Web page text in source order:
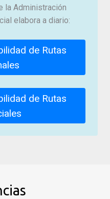
la Administración
elabora a diario:
de Rutas
de Rutas